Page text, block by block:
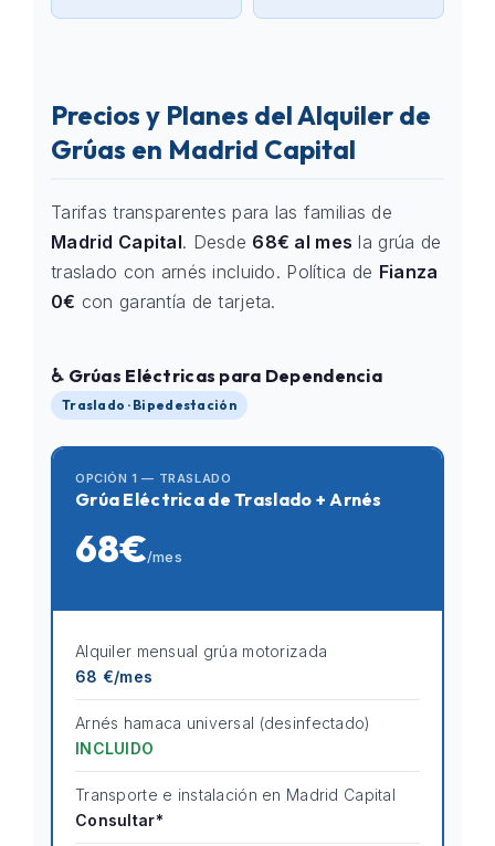
Precios y Planes del Alquiler de
Grúas en Madrid Capital
Tarifas transparentes para las familias de
Madrid Capital. Desde 68€ al mes la grúa de
traslado con arnés incluido. Política de Fianza
0€ con garantía de tarjeta.
♿ Grúas Eléctricas para Dependencia
Traslado · Bipedestación
OPCIÓN 1 — TRASLADO
Grúa Eléctrica de Traslado + Arnés
68€/mes
Alquiler mensual grúa motorizada
68 €/mes
Arnés hamaca universal (desinfectado)
INCLUIDO
Transporte e instalación en Madrid Capital
Consultar*